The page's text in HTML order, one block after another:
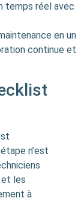
temps réel avec
en un
continue et
n’est
les
à